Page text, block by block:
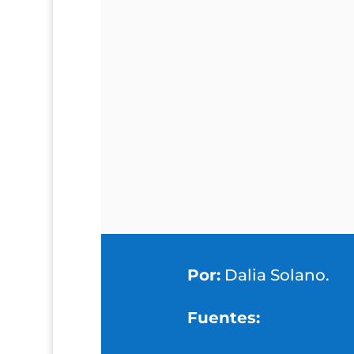
Por:Dalia Solano.
Fuentes: